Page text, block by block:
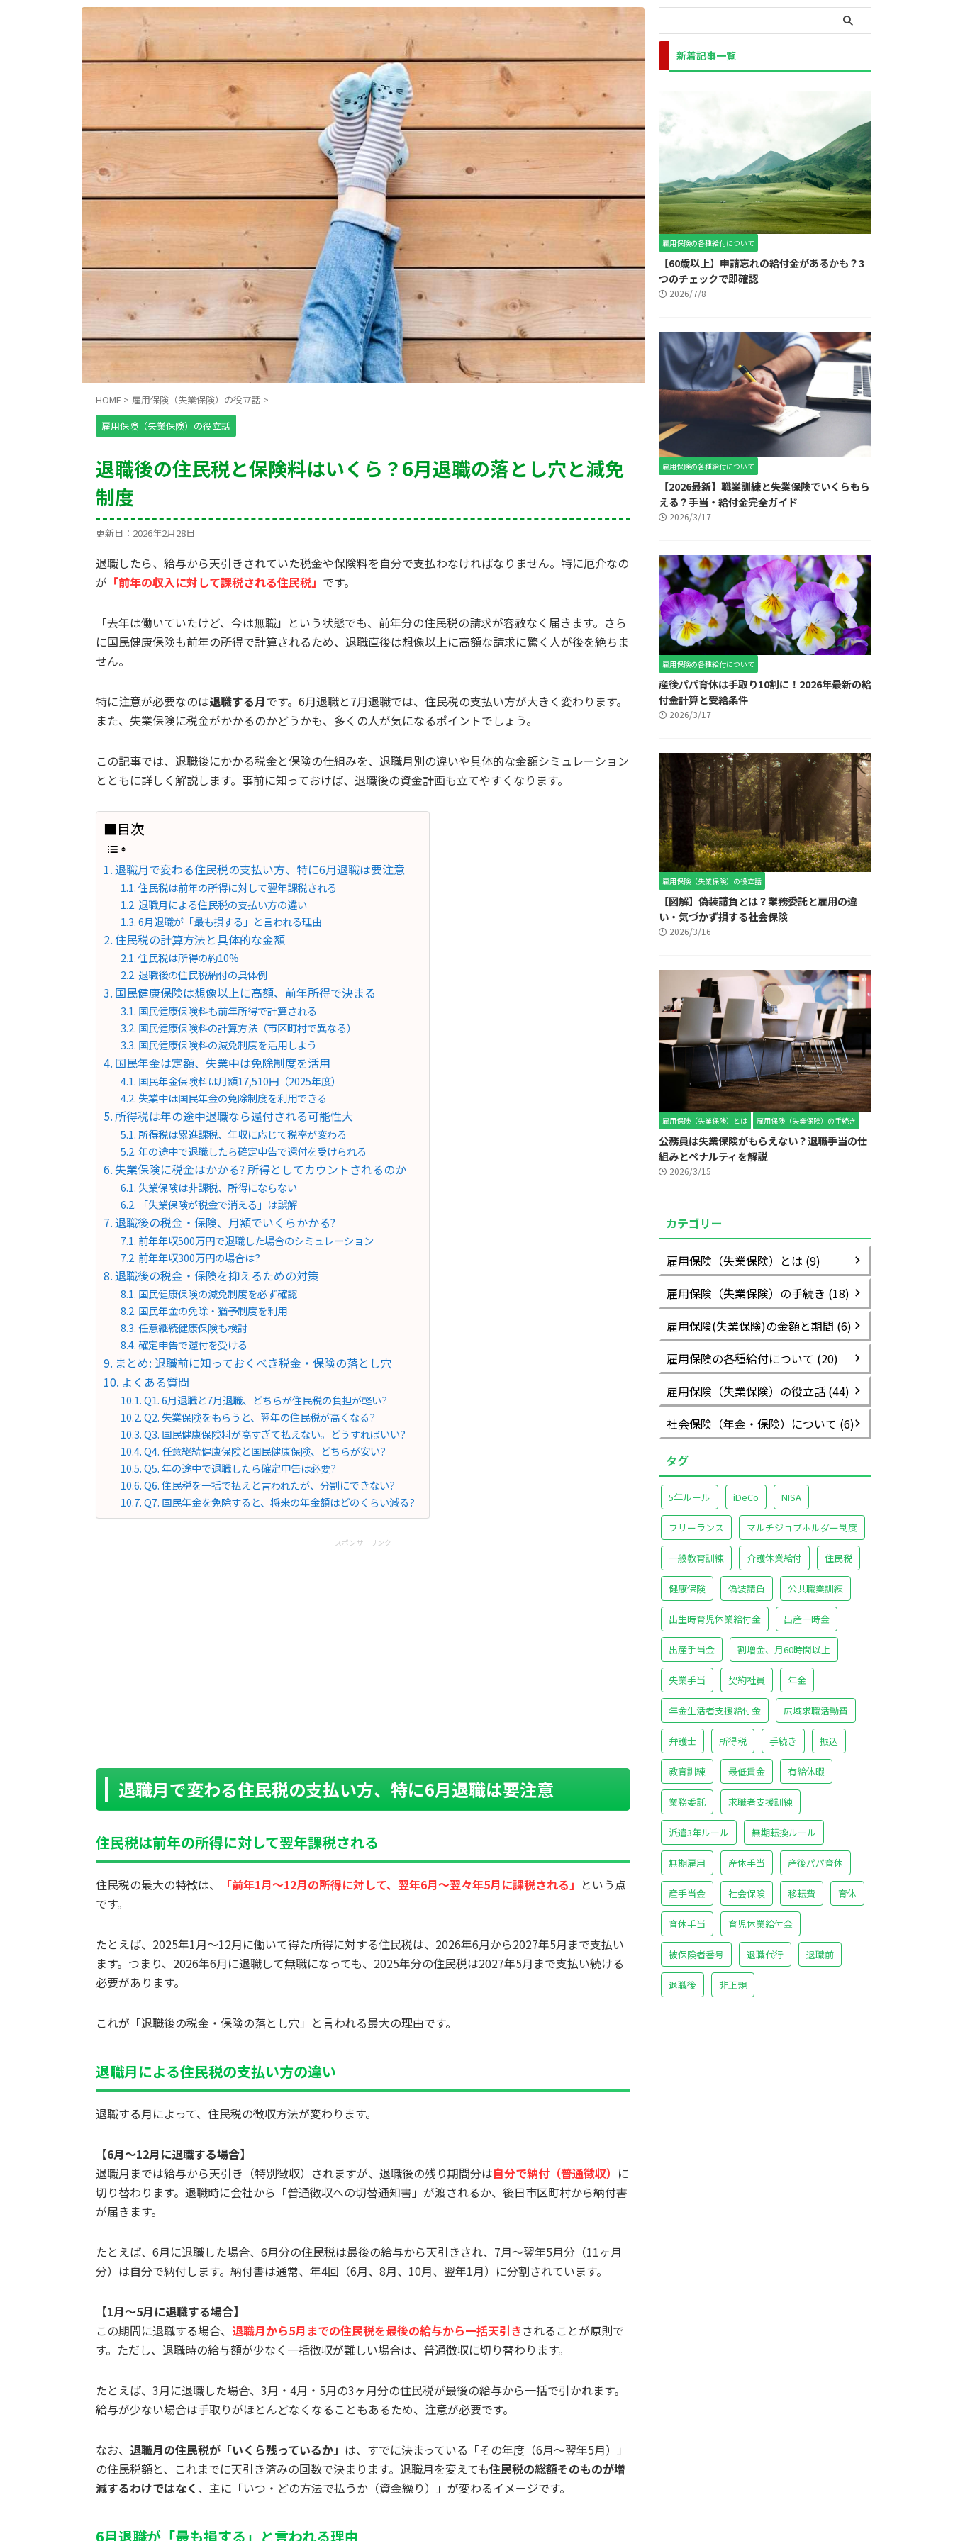
HOME > 雇用保険（失業保険）の役立話 >
雇用保険（失業保険）の役立話
退職後の住民税と保険料はいくら？6月退職の落とし穴と減免
制度
更新日： 2026年2月28日
退職したら、給与から天引きされていた税金や保険料を自分で支払わなければなりません。特に厄介なの
が 「前年の収入に対して課税される住民税」 です。
「去年は働いていたけど、今は無職」という状態でも、前年分の住民税の請求が容赦なく届きます。さら
に国民健康保険も前年の所得で計算されるため、退職直後は想像以上に高額な請求に驚く人が後を絶ちま
せん。
特に注意が必要なのは退職する月です。6月退職と7月退職では、住民税の支払い方が大きく変わります。
また、失業保険に税金がかかるのかどうかも、多くの人が気になるポイントでしょう。
この記事では、退職後にかかる税金と保険の仕組みを、退職月別の違いや具体的な金額シミュレーション
とともに詳しく解説します。事前に知っておけば、退職後の資金計画も立てやすくなります。
■目次
退職月で変わる住民税の支払い方、特に6月退職は要注意
住民税は前年の所得に対して翌年課税される
退職月による住民税の支払い方の違い
6月退職が「最も損する」と言われる理由
住民税の計算方法と具体的な金額
住民税は所得の約10%
退職後の住民税納付の具体例
国民健康保険は想像以上に高額、前年所得で決まる
国民健康保険料も前年所得で計算される
国民健康保険料の計算方法（市区町村で異なる）
国民健康保険料の減免制度を活用しよう
国民年金は定額、失業中は免除制度を活用
国民年金保険料は月額17,510円（2025年度）
失業中は国民年金の免除制度を利用できる
所得税は年の途中退職なら還付される可能性大
所得税は累進課税、年収に応じて税率が変わる
年の途中で退職したら確定申告で還付を受けられる
失業保険に税金はかかる? 所得としてカウントされるのか
失業保険は非課税、所得にならない
「失業保険が税金で消える」は誤解
退職後の税金・保険、月額でいくらかかる?
前年年収500万円で退職した場合のシミュレーション
前年年収300万円の場合は?
退職後の税金・保険を抑えるための対策
国民健康保険の減免制度を必ず確認
国民年金の免除・猶予制度を利用
任意継続健康保険も検討
確定申告で還付を受ける
まとめ: 退職前に知っておくべき税金・保険の落とし穴
よくある質問
Q1. 6月退職と7月退職、どちらが住民税の負担が軽い?
Q2. 失業保険をもらうと、翌年の住民税が高くなる?
Q3. 国民健康保険料が高すぎて払えない。どうすればいい?
Q4. 任意継続健康保険と国民健康保険、どちらが安い?
Q5. 年の途中で退職したら確定申告は必要?
Q6. 住民税を一括で払えと言われたが、分割にできない?
Q7. 国民年金を免除すると、将来の年金額はどのくらい減る?
スポンサーリンク
退職月で変わる住民税の支払い方、特に6月退職は要注意
住民税は前年の所得に対して翌年課税される
住民税の最大の特徴は、 「前年1月〜12月の所得に対して、翌年6月〜翌々年5月に課税される」 という点
です。
たとえば、2025年1月〜12月に働いて得た所得に対する住民税は、2026年6月から2027年5月まで支払い
ます。つまり、2026年6月に退職して無職になっても、2025年分の住民税は2027年5月まで支払い続ける
必要があります。
これが「退職後の税金・保険の落とし穴」と言われる最大の理由です。
退職月による住民税の支払い方の違い
退職する月によって、住民税の徴収方法が変わります。
【6月〜12月に退職する場合】
退職月までは給与から天引き（特別徴収）されますが、退職後の残り期間分は自分で納付（普通徴収） に
切り替わります。退職時に会社から「普通徴収への切替通知書」が渡されるか、後日市区町村から納付書
が届きます。
たとえば、6月に退職した場合、6月分の住民税は最後の給与から天引きされ、7月〜翌年5月分（11ヶ月
分）は自分で納付します。納付書は通常、年4回（6月、8月、10月、翌年1月）に分割されています。
【1月〜5月に退職する場合】
この期間に退職する場合、 退職月から5月までの住民税を最後の給与から一括天引きされることが原則で
す。ただし、退職時の給与額が少なく一括徴収が難しい場合は、普通徴収に切り替わります。
たとえば、3月に退職した場合、3月・4月・5月の3ヶ月分の住民税が最後の給与から一括で引かれます。
給与が少ない場合は手取りがほとんどなくなることもあるため、注意が必要です。
なお、 退職月の住民税が「いくら残っているか」 は、すでに決まっている「その年度（6月〜翌年5月）」
の住民税額と、これまでに天引き済みの回数で決まります。退職月を変えても住民税の総額そのものが増
減するわけではなく 、主に「いつ・どの方法で払うか（資金繰り）」が変わるイメージです。
6月退職が「最も損する」と言われる理由
新着記事一覧
雇用保険の各種給付について
【60歳以上】申請忘れの給付金があるかも？3
つのチェックで即確認
2026/7/8
雇用保険の各種給付について
【2026最新】職業訓練と失業保険でいくらもら
える？手当・給付金完全ガイド
2026/3/17
雇用保険の各種給付について
産後パパ育休は手取り10割に！2026年最新の給
付金計算と受給条件
2026/3/17
雇用保険（失業保険）の役立話
【図解】偽装請負とは？業務委託と雇用の違
い・気づかず損する社会保険
2026/3/16
雇用保険（失業保険）とは 雇用保険（失業保険）の手続き
公務員は失業保険がもらえない？退職手当の仕
組みとペナルティを解説
2026/3/15
カテゴリー
雇用保険（失業保険）とは (9)
雇用保険（失業保険）の手続き (18)
雇用保険(失業保険)の金額と期間 (6)
雇用保険の各種給付について (20)
雇用保険（失業保険）の役立話 (44)
社会保険（年金・保険）について (6)
タグ
5年ルール iDeCo NISA
フリーランス マルチジョブホルダー制度
一般教育訓練 介護休業給付 住民税
健康保険 偽装請負 公共職業訓練
出生時育児休業給付金 出産一時金
出産手当金 割増金、月60時間以上
失業手当 契約社員 年金
年金生活者支援給付金 広域求職活動費
弁護士 所得税 手続き 振込
教育訓練 最低賃金 有給休暇
業務委託 求職者支援訓練
派遣3年ルール 無期転換ルール
無期雇用 産休手当 産後パパ育休
産手当金 社会保険 移転費 育休
育休手当 育児休業給付金
被保険者番号 退職代行 退職前
退職後 非正規